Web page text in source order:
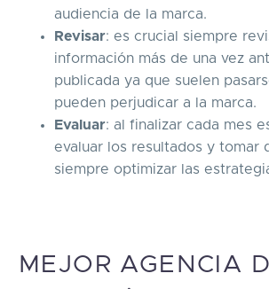
audiencia de la marca.
Revisar: es crucial siempre
información más de una vez
publicada ya que suelen
pueden perjudicar a la marca.
Evaluar: al finalizar cada mes
evaluar los resultados y tomar
siempre optimizar las
MEJOR AGENCIA